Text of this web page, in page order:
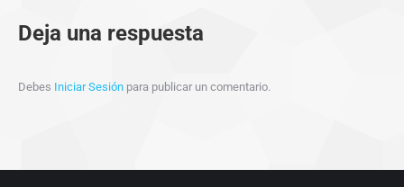
Deja una respuesta
Debes Iniciar Sesión para publicar un comentario.